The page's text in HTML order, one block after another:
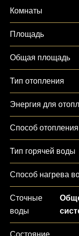
Комнаты
Площадь
Общая площадь
Тип отопления
Энергия для
Способ отопления
Тип горячей воды
Способ нагрева
Сточные
воды